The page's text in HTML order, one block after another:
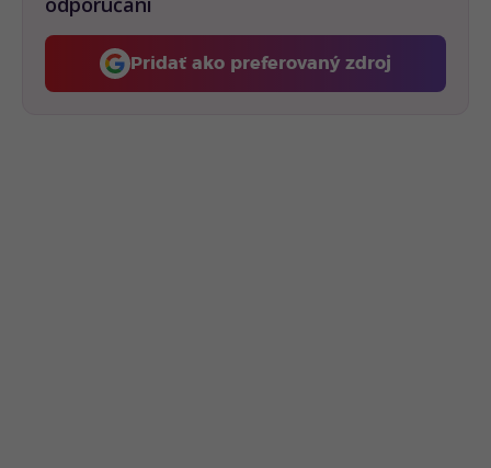
Pridať ako preferovaný zdroj
Fontech, odkaz sa otvorí v